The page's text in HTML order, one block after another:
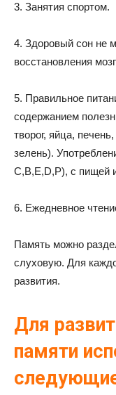
3. Занятия спортом.
4. Здоровый сон не
восстановления
5. Правильное
содержанием
творог, яйца,
зелень).
С,В,Е,D,P), с пищей
6. Ежедневное
Память можно
слуховую. Для
развития.
Для
памяти